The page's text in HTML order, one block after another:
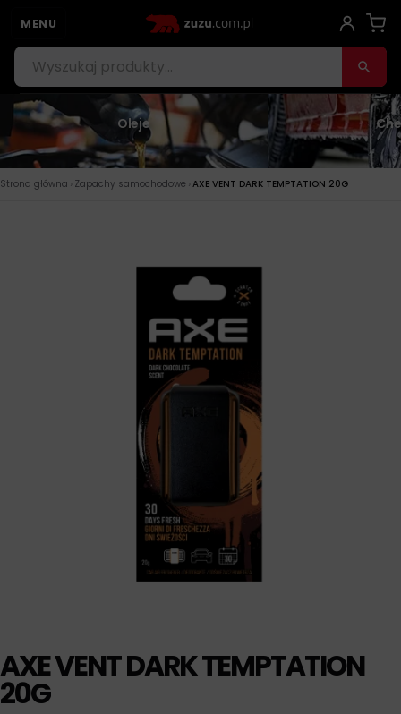
MENU
Oleje
Strona główna › Zapachy samochodowe › AXE VENT DARK TEMPTATION 20G
AXE VENT DARK TEMPTATION
20G